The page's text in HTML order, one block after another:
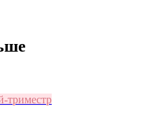
триместр